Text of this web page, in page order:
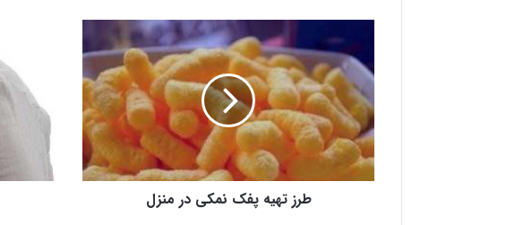
ز
ت
ه
ی
ه
پ
ف
طرز تهیه پفک نمکی در منزل
ح
ه